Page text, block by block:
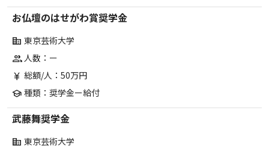
お仏壇のはせがわ賞奨学金
corporate_fare 東京芸術大学
group人数：ー
currency_yen 総額/人：50万円
school 種類：奨学金ー給付
武藤舞奨学金
corporate_fare 東京芸術大学